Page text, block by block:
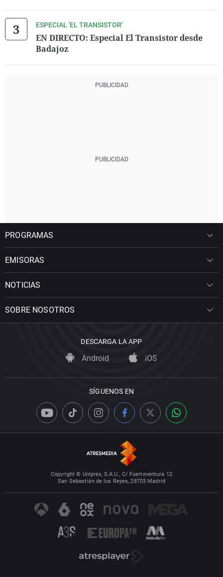
ESPECIAL 'EL TRANSISTOR'
EN DIRECTO: Especial El Transistor desde
Badajoz
PROGRAMAS
EMISORAS
NOTICIAS
SOBRE NOSOTROS
DESCARGA LA APP
Android iOS
SÍGUENOS EN
Copyright © Uniprex, S.A.U., C/ Fuerteventura 12
San Sebastián de los Reyes, 28703 Madrid